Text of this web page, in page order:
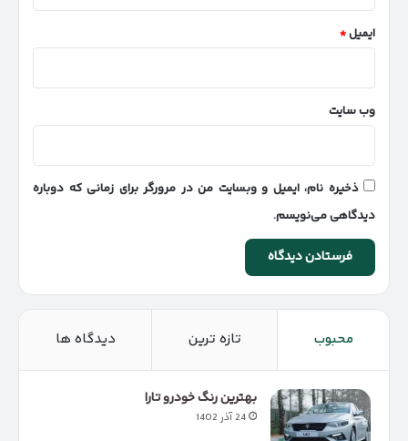
ایمیل*
وب‌ سایت
ذخیره نام، ایمیل و وبسایت من در مرورگر برای زمانی که دوباره
دیدگاهی می‌نویسم.
محبوب تازه ترین دیدگاه ها
بهترین رنگ خودرو تارا
24 آذر 1402